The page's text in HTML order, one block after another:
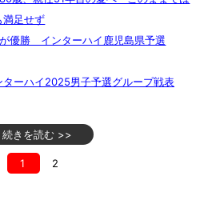
満足せず
優勝 インターハイ鹿児島県予選
ターハイ2025男子予選グループ戦表
続きを読む >>
1 2